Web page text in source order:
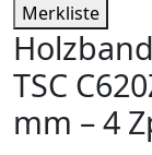
Merkliste
TSC
mm – 4